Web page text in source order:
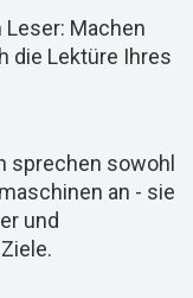
Machen
die Lektüre Ihres
sprechen sowohl
an - sie
und